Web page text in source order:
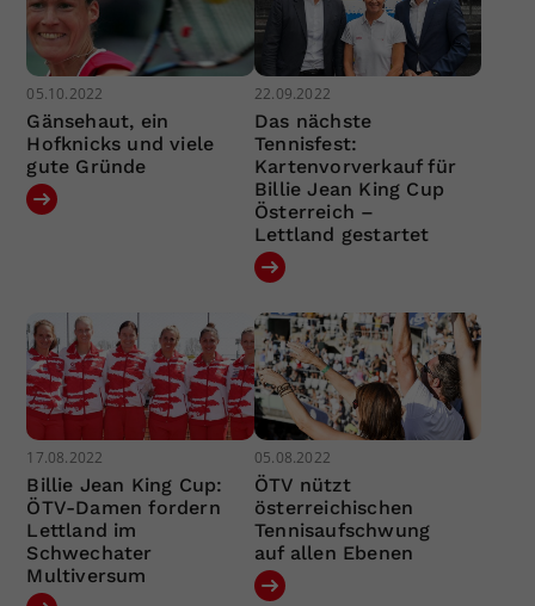
05.10.2022
Gänsehaut, ein
Hofknicks und viele
gute Gründe
22.09.2022
Das nächste
Tennisfest:
Kartenvorverkauf für
Billie Jean King Cup
Österreich –
Lettland gestartet
17.08.2022
Billie Jean King Cup:
ÖTV-Damen fordern
Lettland im
Schwechater
Multiversum
05.08.2022
ÖTV nützt
österreichischen
Tennisaufschwung
auf allen Ebenen